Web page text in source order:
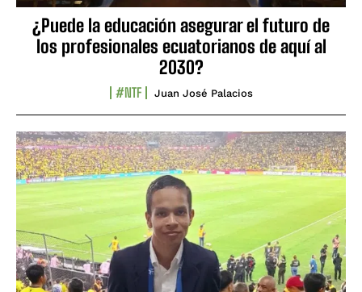
¿Puede la educación asegurar el futuro de
los profesionales ecuatorianos de aquí al
2030?
#NTF Juan José Palacios